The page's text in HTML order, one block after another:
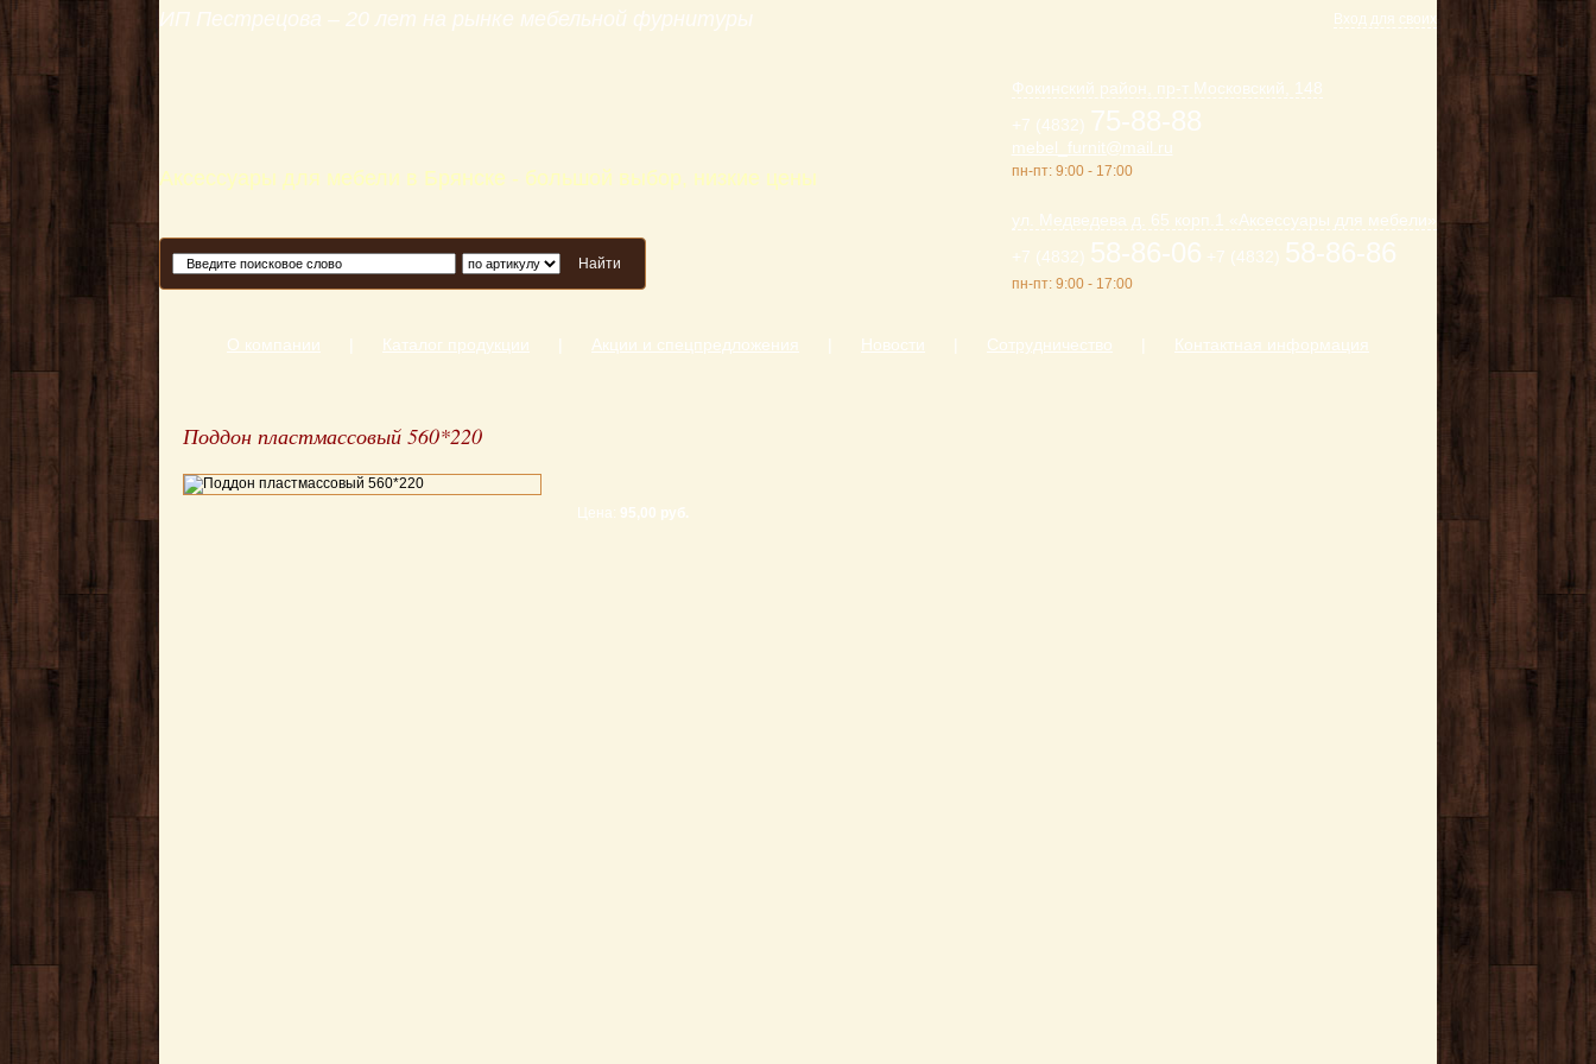
ИП Пестрецова – 20 лет на рынке мебельной фурнитуры
Аксессуары для мебели в Брянске - большой выбор, низкие цены
Вход для своих
Фокинский район, пр-т Московский, 148
+7 (4832) 75-88-88
mebel_furnit@mail.ru
пн-пт: 9:00 - 17:00
ул. Медведева д. 65 корп.1 «Аксессуары для мебели»
+7 (4832) 58-86-06 +7 (4832) 58-86-86
пн-пт: 9:00 - 17:00
Найти
О компании Каталог продукции Акции и спецпредложения Новости Сотрудничество Контактная информация
Поддон пластмассовый 560*220
Цена: 95,00 руб.